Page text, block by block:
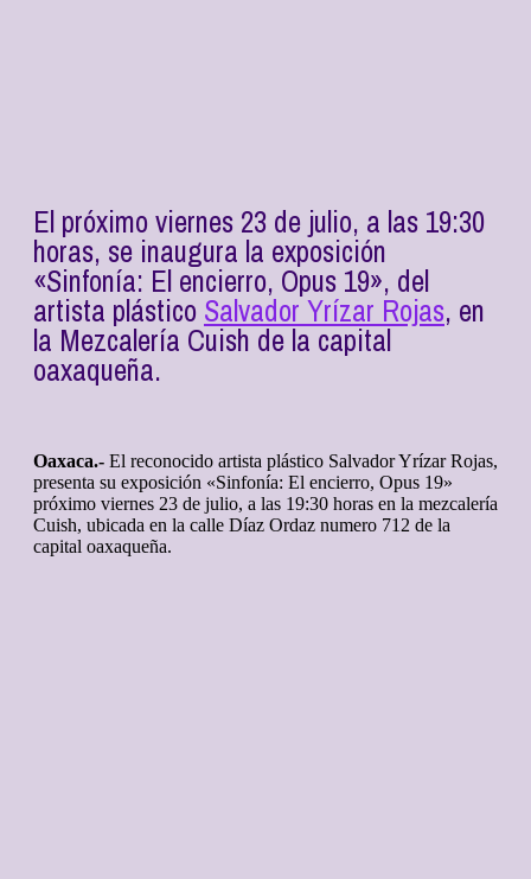
El próximo viernes 23 de julio, a las 19:30
horas, se inaugura la exposición
«Sinfonía: El encierro, Opus 19», del
artista plástico Salvador Yrízar Rojas, en
la Mezcalería Cuish de la capital
oaxaqueña.
Oaxaca.- El reconocido artista plástico Salvador Yrízar Rojas,
presenta su exposición «Sinfonía: El encierro, Opus 19»
próximo viernes 23 de julio, a las 19:30 horas en la mezcalería
Cuish, ubicada en la calle Díaz Ordaz numero 712 de la
capital oaxaqueña.